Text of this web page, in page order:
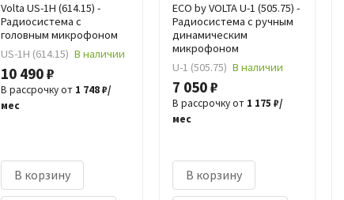
Volta US-1H (614.15) -
Радиосистема с
головным микрофоном
US-1H (614.15) В наличии
10 490 ₽
В рассрочку от 1 748 ₽/
мес
В корзину
ECO by VOLTA U-1 (505.75) -
Радиосистема с ручным
динамическим
микрофоном
U-1 (505.75) В наличии
7 050 ₽
В рассрочку от 1 175 ₽/
мес
В корзину